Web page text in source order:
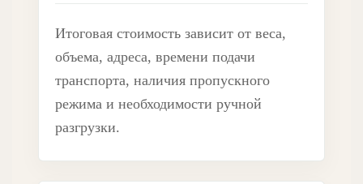
Итоговая стоимость зависит от веса,
объема, адреса, времени подачи
транспорта, наличия пропускного
режима и необходимости ручной
разгрузки.